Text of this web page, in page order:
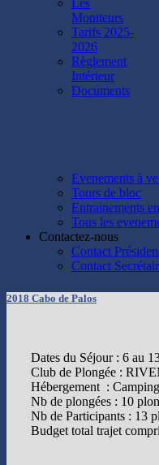
Les
Moniteurs
Tarifs 2025-
2026
Règlement
Intérieur
Documents
Evenements à
Tours de bloc
Entrainements
Tous les
Contactez-nous
Contact
Contact
2018 Cabo de Palos
Dates du Séjour : 6 au
Club de Plongée :
Hébergement :
Nb de
Nb de Participants : 13
Budget total trajet